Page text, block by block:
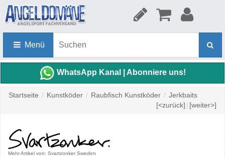
Menü
WhatsApp Kanal | Abonniere uns!
Startseite / Kunstköder / Raubfisch Kunstköder / Jerkbaits
[<zurück] | [weiter>]
Mehr Artikel von: Svartzonker Sweden